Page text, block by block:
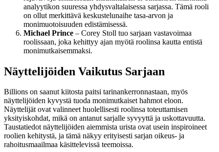
analyytikon suuressa yhdysvaltalaisessa sarjassa. Tämä rooli
on ollut merkittävä keskustelunaihe tasa-arvon ja
monimuotoisuuden edistämisessä.
Michael Prince – Corey Stoll tuo sarjaan vastavoimaa
roolissaan, joka kehittyy ajan myötä roolinsa kautta entistä
monimutkaisemmaksi.
Näyttelijöiden Vaikutus Sarjaan
Billions on saanut kiitosta paitsi tarinankerronnastaan, myös
näyttelijöiden kyvystä tuoda monimutkaiset hahmot eloon.
Näyttelijät ovat valinneet huolellisesti roolinsa toteuttamisen
yksityiskohdat, mikä on antanut sarjalle syvyyttä ja uskottavuutta.
Taustatiedot näyttelijöiden aiemmista urista ovat usein inspiroineet
roolien kehitystä, ja tämä näkyy erityisesti sarjan oikeus- ja
rahoitusmaailmaa käsittelevissä teemoissa.